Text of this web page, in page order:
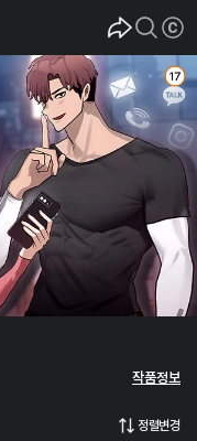
작품정보
정렬변경